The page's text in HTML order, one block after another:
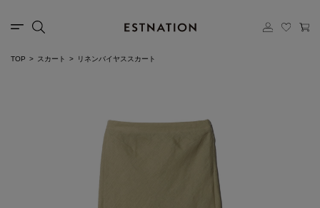
TOP スカート リネンバイヤススカート